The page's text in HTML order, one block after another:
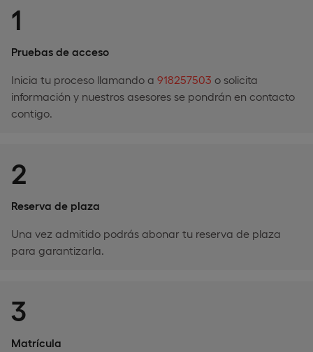
1
Pruebas de acceso
Inicia tu proceso llamando a 918257503 o solicita
información y nuestros asesores se pondrán en contacto
contigo.
2
Reserva de plaza
Una vez admitido podrás abonar tu reserva de plaza
para garantizarla.
3
Matrícula